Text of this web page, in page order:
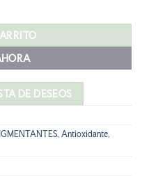
cantidad
DE DESEOS
, Antioxidante,